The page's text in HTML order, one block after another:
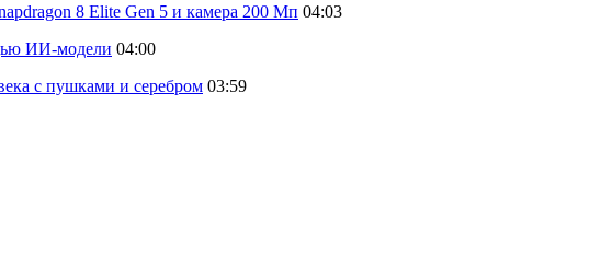
8 Elite Gen 5 и камера 200 Мп 04:03
ИИ-модели 04:00
с пушками и серебром 03:59